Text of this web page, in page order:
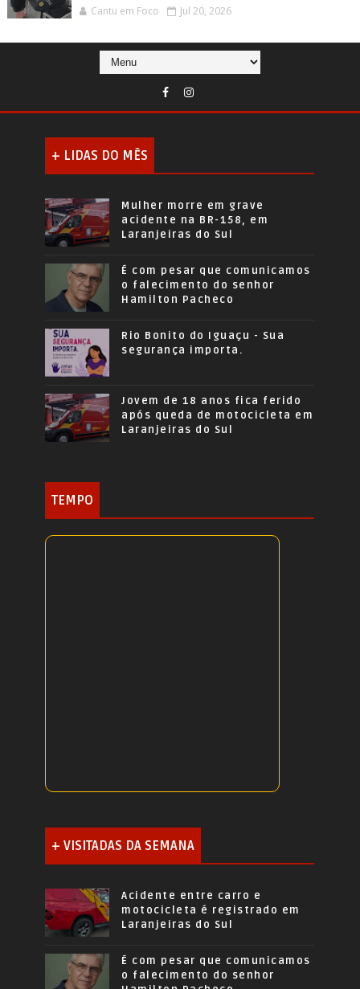
Cantu em Foco Jul 20, 2026
+ LIDAS DO MÊS
Mulher morre em grave
acidente na BR-158, em
Laranjeiras do Sul
É com pesar que comunicamos
o falecimento do senhor
Hamilton Pacheco
Rio Bonito do Iguaçu - Sua
segurança importa.
Jovem de 18 anos fica ferido
após queda de motocicleta em
Laranjeiras do Sul
TEMPO
+ VISITADAS DA SEMANA
Acidente entre carro e
motocicleta é registrado em
Laranjeiras do Sul
É com pesar que comunicamos
o falecimento do senhor